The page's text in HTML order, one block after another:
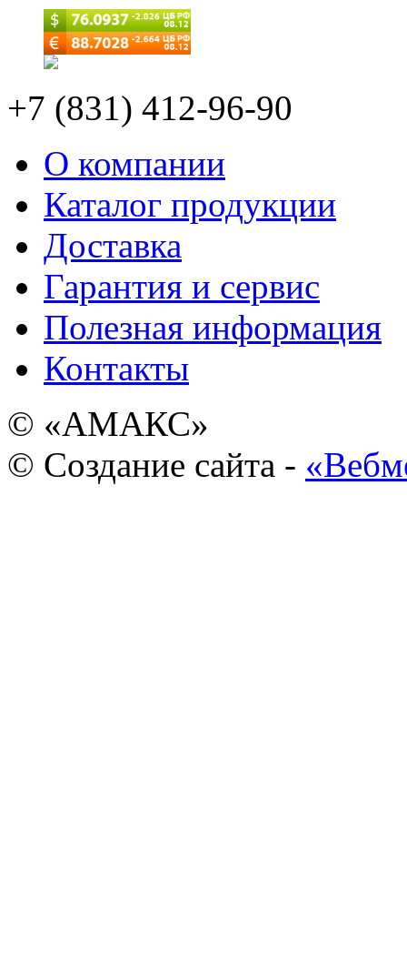
+7 (831) 412-96-90
О компании
Каталог продукции
Доставка
Гарантия и сервис
Полезная информация
Контакты
© «АМАКС»
© Создание сайта -